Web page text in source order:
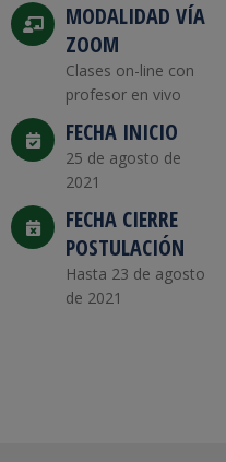
MODALIDAD VÍA
ZOOM
Clases on-line con
profesor en vivo
FECHA INICIO
25 de agosto de
2021
FECHA CIERRE
POSTULACIÓN
Hasta 23 de agosto
de 2021